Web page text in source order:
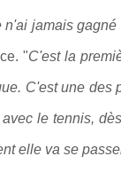
jamais
"C'est la
C'est une
le tennis,
elle va se